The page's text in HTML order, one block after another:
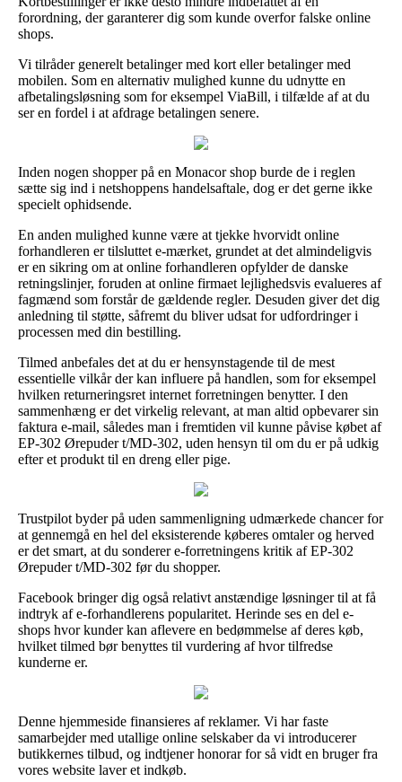
forordning, der garanterer dig som kunde overfor falske online
shops.
Vi tilråder generelt betalinger med kort eller betalinger med
mobilen. Som en alternativ mulighed kunne du udnytte en
afbetalingsløsning som for eksempel ViaBill, i tilfælde af at du
ser en fordel i at afdrage betalingen senere.
Inden nogen shopper på en Monacor shop burde de i reglen
sætte sig ind i netshoppens handelsaftale, dog er det gerne ikke
specielt ophidsende.
En anden mulighed kunne være at tjekke hvorvidt online
forhandleren er tilsluttet e-mærket, grundet at det almindeligvis
er en sikring om at online forhandleren opfylder de danske
retningslinjer, foruden at online firmaet lejlighedsvis evalueres af
fagmænd som forstår de gældende regler. Desuden giver det dig
anledning til støtte, såfremt du bliver udsat for udfordringer i
processen med din bestilling.
Tilmed anbefales det at du er hensynstagende til de mest
essentielle vilkår der kan influere på handlen, som for eksempel
hvilken returneringsret internet forretningen benytter. I den
sammenhæng er det virkelig relevant, at man altid opbevarer sin
faktura e-mail, således man i fremtiden vil kunne påvise købet af
EP-302 Ørepuder t/MD-302, uden hensyn til om du er på udkig
efter et produkt til en dreng eller pige.
Trustpilot byder på uden sammenligning udmærkede chancer for
at gennemgå en hel del eksisterende køberes omtaler og herved
er det smart, at du sonderer e-forretningens kritik af EP-302
Ørepuder t/MD-302 før du shopper.
Facebook bringer dig også relativt anstændige løsninger til at få
indtryk af e-forhandlerens popularitet. Herinde ses en del e-
shops hvor kunder kan aflevere en bedømmelse af deres køb,
hvilket tilmed bør benyttes til vurdering af hvor tilfredse
kunderne er.
Denne hjemmeside finansieres af reklamer. Vi har faste
samarbejder med utallige online selskaber da vi introducerer
butikkernes tilbud, og indtjener honorar for så vidt en bruger fra
vores website laver et indkøb.